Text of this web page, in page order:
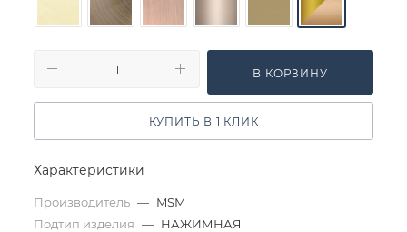
В КОРЗИНУ
КУПИТЬ В 1 КЛИК
Характеристики
Производитель — MSM
Подтип изделия — НАЖИМНАЯ